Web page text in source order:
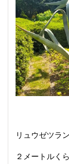
リュウゼツラ
２メートルく